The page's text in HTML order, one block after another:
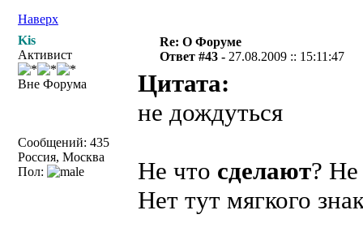
Наверх
Kis
Активист
Вне Форума
Сообщений: 435
Россия, Москва
Пол:
Re: О Форуме
Ответ #43 - 27.08.2009 :: 15:11:47
Цитата:
не дождуться
Не что сделают?
Нет тут мягкого